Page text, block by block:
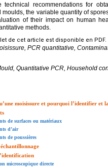
technical recommendations for
moulds, the variable quantity of
of their impact on human
methods.
de cet article est disponible en PDF.
PCR quantitative,
Quantitative PCR, Household
moisissure et pourquoi l’identifier et
de surfaces ou matériaux
d’air
de poussières
microscopique directe